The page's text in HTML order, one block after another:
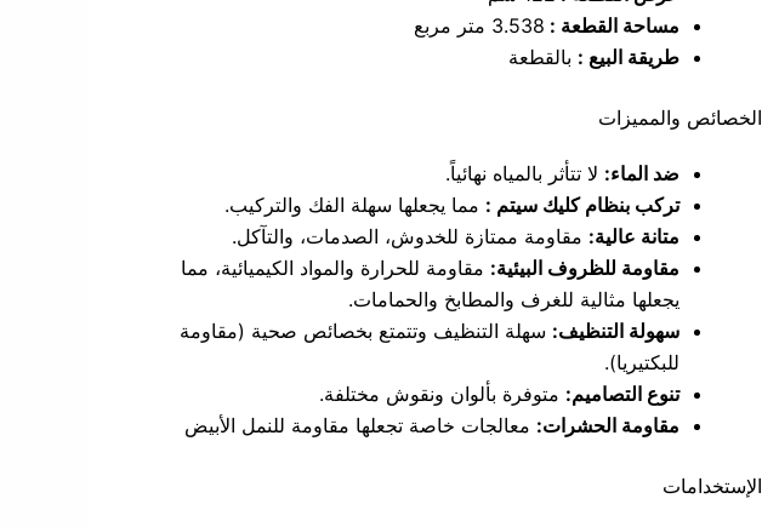
مساحة القطعة : 3.538 متر مربع
طريقة البيع : بالقطعة
الخصائص والمميزات
ضد الماء: لا تتأثر بالمياه نهائياً.
تركب بنظام كليك سيتم : مما يجعلها سهلة الفك والتركيب.
متانة عالية: مقاومة ممتازة للخدوش، الصدمات، والتآكل.
مقاومة للظروف البيئية: مقاومة للحرارة والمواد الكيميائية، مما
يجعلها مثالية للغرف والمطابخ والحمامات.
سهولة التنظيف: سهلة التنظيف وتتمتع بخصائص صحية (مقاومة
للبكتيريا).
تنوع التصاميم: متوفرة بألوان ونقوش مختلفة.
مقاومة الحشرات: معالجات خاصة تجعلها مقاومة للنمل الأبيض
الإستخدامات